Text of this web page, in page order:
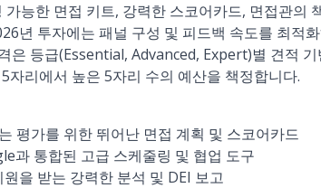
능한 면접 키트, 강력한 스코어카드, 면접관의
년 투자에는 패널 구성 및 피드백 속도를 최적
은 등급(Essential, Advanced, Expert)별 견적
자리에서 높은 5자리 수의 예산을 책정합니다.
평가를 위한 뛰어난 면접 계획 및 스코어카드
과 통합된 고급 스케줄링 및 협업 도구
을 받는 강력한 분석 및 DEI 보고